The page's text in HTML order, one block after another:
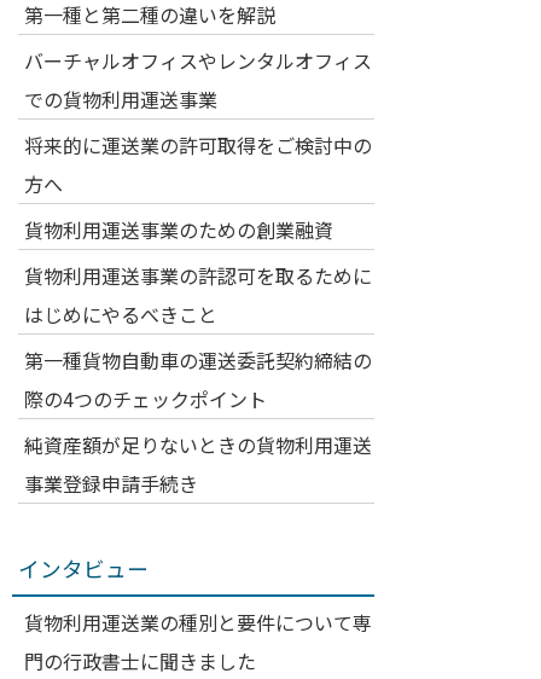
第一種と第二種の違いを解説
バーチャルオフィスやレンタルオフィス
での貨物利用運送事業
将来的に運送業の許可取得をご検討中の
方へ
貨物利用運送事業のための創業融資
貨物利用運送事業の許認可を取るために
はじめにやるべきこと
第一種貨物自動車の運送委託契約締結の
際の4つのチェックポイント
純資産額が足りないときの貨物利用運送
事業登録申請手続き
インタビュー
貨物利用運送業の種別と要件について専
門の行政書士に聞きました